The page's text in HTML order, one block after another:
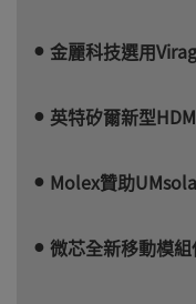
金麗科技選用
英特矽爾新型
Molex贊助
微芯全新移動模